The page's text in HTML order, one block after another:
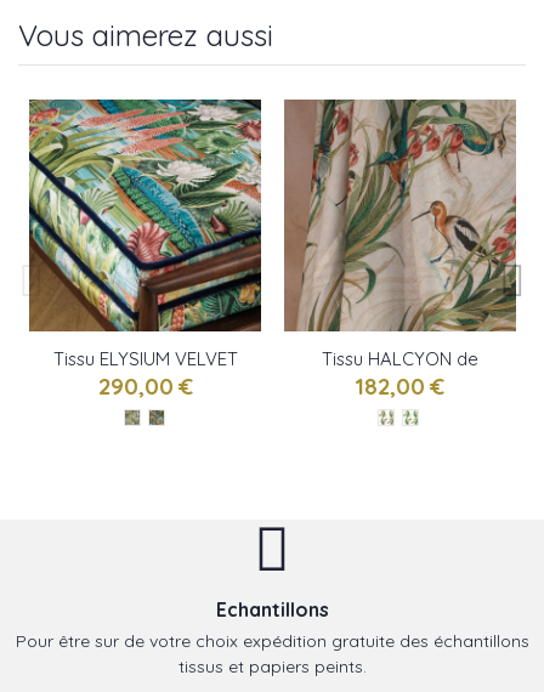
Vous aimerez aussi
Tissu ELYSIUM VELVET
de Osborne & little
290,00 €
Tissu HALCYON de
Osborne & little
182,00 €
Echantillons
Pour être sur de votre choix expédition gratuite des échantillons
tissus et papiers peints.